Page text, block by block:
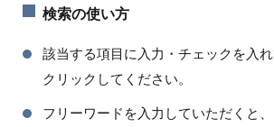
検索の使い方
該当する項目に入力・チェックを入
クリックしてください。
フリーワードを入力していただくと